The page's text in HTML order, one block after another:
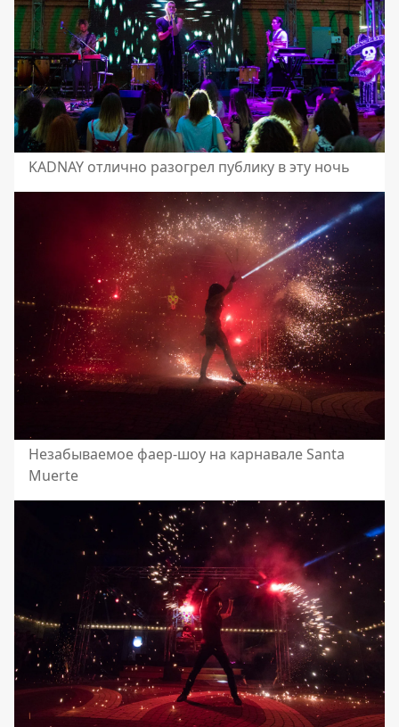
KADNAY отлично разогрел публику в эту ночь
Незабываемое фаер-шоу на карнавале Santa
Muerte